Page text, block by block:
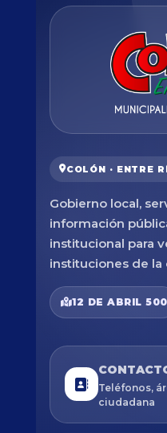
COLÓN · ENTRE
Gobierno local,
información
institucional para
instituciones de la
12 DE ABRIL 500
Teléfonos,
ciudadana